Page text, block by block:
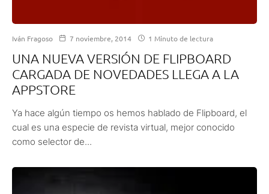
Iván Fragoso 7 noviembre, 2014 1 Minuto de lectura
UNA NUEVA VERSIÓN DE FLIPBOARD
CARGADA DE NOVEDADES LLEGA A LA
APPSTORE
Ya hace algún tiempo os hemos hablado de Flipboard, el
cual es una especie de revista virtual, mejor conocido
como selector de...